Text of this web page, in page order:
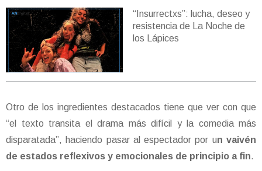
“Insurrectxs”: lucha, deseo y
resistencia de La Noche de
los Lápices
Otro de los ingredientes destacados tiene que ver con que
“el texto transita el drama más difícil y la comedia más
disparatada”, haciendo pasar al espectador por un vaivén
de estados reflexivos y emocionales de principio a fin.